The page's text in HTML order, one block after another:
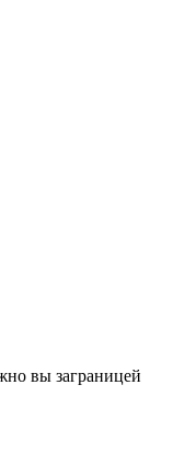
вы заграницей